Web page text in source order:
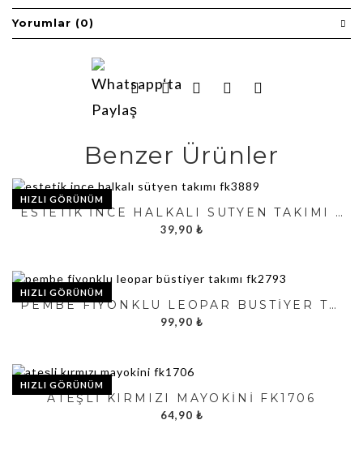
Yorumlar (0)
Benzer Ürünler
HIZLI GÖRÜNÜM
ESTETIK İNCE HALKALI SÜTYEN TAKIMI FK3889
39,90 ₺
HIZLI GÖRÜNÜM
PEMBE FIYONKLU LEOPAR BÜSTIYER TAKIMI FK2793
99,90 ₺
HIZLI GÖRÜNÜM
ATEŞLI KIRMIZI MAYOKINI FK1706
64,90 ₺